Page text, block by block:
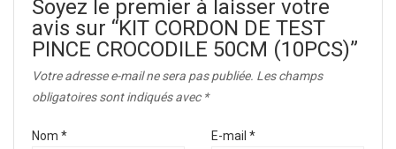
Soyez le premier à laisser votre
avis sur “KIT CORDON DE TEST
PINCE CROCODILE 50CM (10PCS)”
Votre adresse e-mail ne sera pas publiée. Les champs
obligatoires sont indiqués avec *
Nom * E-mail *